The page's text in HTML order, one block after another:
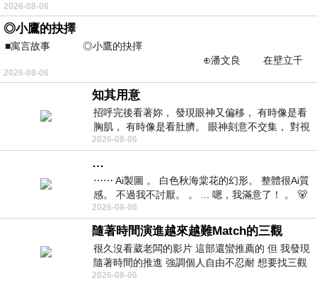
2026-08-06
◎小鷹的抉擇
■寓言故事 ◎小鷹的抉擇
⊕潘文良 在壁立千
仞的懸崖上，有一座遮天蔽
2026-08-06
知其用意
招呼完後看著妳， 發現眼神又偏移， 有時像是看
胸肌， 有時像是看肚臍。 眼神刻意不交集， 對視
視線不對齊， 讓我很難不
2026-08-06
…
⋯⋯ Ai製圖 。 白色秋海棠花的幻形。 整體很Ai質
感。 不過我不討厭。 。 ... 嗯，我滿意了！ 。 🐻
昨中
2026-08-06
隨著時間演進越來越難Match的三觀
很久沒看葳老闆的影片 這部還蠻推薦的 但 我發現
隨著時間的推進 強調個人自由不忍耐 想要找三觀
接近的不要說對象 連朋友都超
2026-08-06